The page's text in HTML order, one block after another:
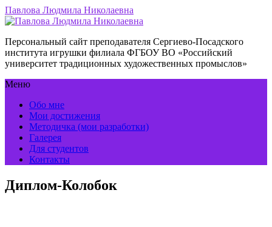
Павлова Людмила Николаевна
Персональный сайт преподавателя Сергиево-Посадского
института игрушки филиала ФГБОУ ВО «Российский
университет традиционных художественных промыслов»
Меню
Обо мне
Мои достижения
Методичка (мои разработки)
Галерея
Для студентов
Контакты
Диплом-Колобок